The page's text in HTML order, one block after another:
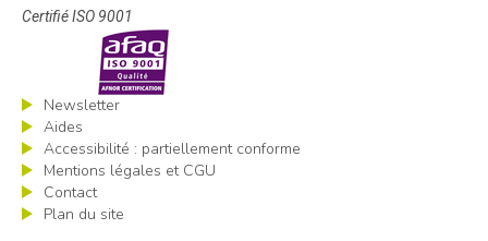
Certifié ISO 9001
Newsletter
Aides
Accessibilité : partiellement conforme
Mentions légales et CGU
Contact
Plan du site